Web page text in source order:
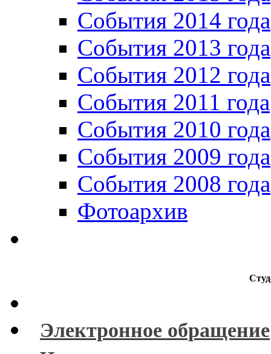
События 2014 года
События 2013 года
События 2012 года
События 2011 года
События 2010 года
События 2009 года
События 2008 года
Фотоархив
Электронное обращение